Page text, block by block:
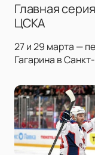
Главная
ЦСКА
27 и 29 марта —
Гагарина в